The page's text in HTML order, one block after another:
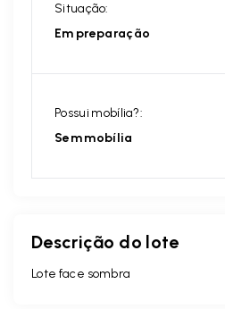
Situação:
Em preparação
Possui mobília?:
Sem mobília
Descrição do lote
Lote face sombra